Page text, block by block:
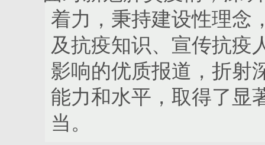
着力，秉持建设性理念
及抗疫知识、宣传抗疫
影响的优质报道，折射
能力和水平，取得了显
当。